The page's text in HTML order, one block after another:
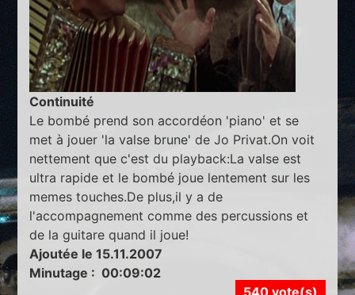
Continuité
Le bombé prend son accordéon 'piano' et se
met à jouer 'la valse brune' de Jo Privat.On voit
nettement que c'est du playback:La valse est
ultra rapide et le bombé joue lentement sur les
memes touches.De plus,il y a de
l'accompagnement comme des percussions et
de la guitare quand il joue!
Ajoutée le 15.11.2007
Minutage : 00:09:02
540 vote(s)